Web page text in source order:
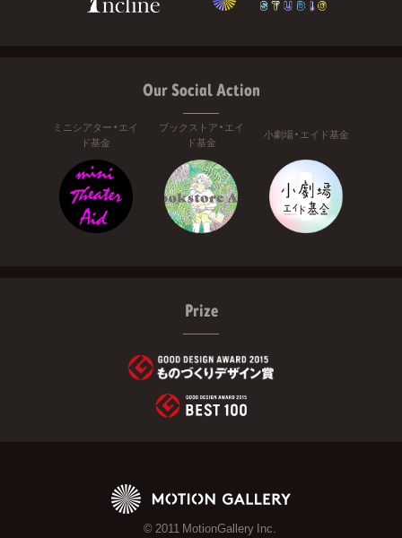
Our Social Action
ミニシアター・エイ
ド基金
ブックストア・エイ
ド基金
小劇場・エイド基金
Prize
© 2011 MotionGallery Inc.